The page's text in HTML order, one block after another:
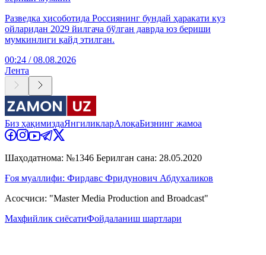
Разведка ҳисоботида Россиянинг бундай ҳаракати куз
ойларидан 2029 йилгача бўлган даврда юз бериши
мумкинлиги қайд этилган.
00:24 / 08.08.2026
Лента
Биз ҳақимиздаЯнгиликларАлоқаБизнинг жамоа
Шаҳодатнома: №1346 Берилган сана: 28.05.2020
Ғоя муаллифи: Фирдавс Фридунович Абдухаликов
Асосчиси: "Master Media Production and Broadcast"
Махфийлик сиёсатиФойдаланиш шартлари